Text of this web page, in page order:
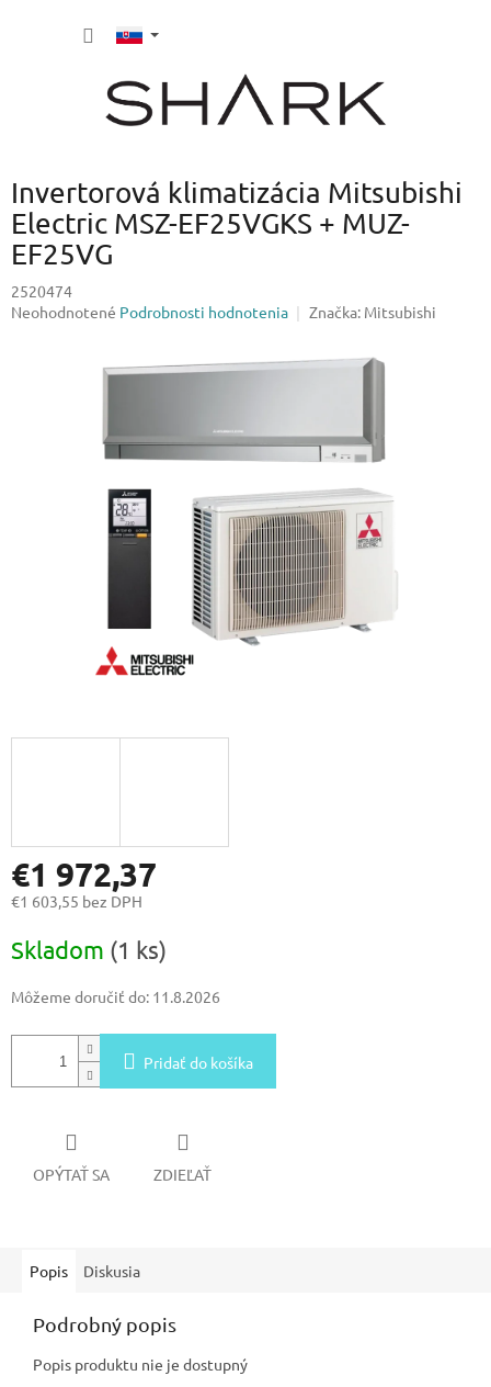
Invertorová klimatizácia Mitsubishi
Electric MSZ-EF25VGKS + MUZ-
EF25VG
2520474
Priemerné
Neohodnotené Podrobnosti hodnotenia Značka: Mitsubishi
€1 972,37
€1 603,55 bez DPH
cena:
Skladom (1 ks)
Môžeme doručiť do: 11.8.2026
Pridať do košíka
OPÝTAŤ SA ZDIEĽAŤ
Popis Diskusia
Podrobný popis
Popis produktu nie je dostupný